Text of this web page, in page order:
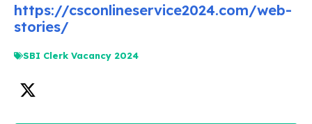
https://csconlineservice2024.com/web-
stories/
SBI Clerk Vacancy 2024